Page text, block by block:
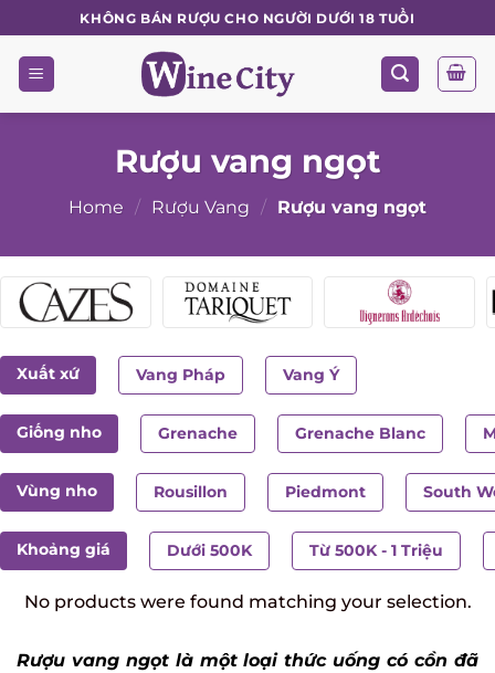
to
content
KHÔNG BÁN RƯỢU CHO NGƯỜI DƯỚI 18 TUỔI
Rượu vang ngọt
Home / Rượu Vang / Rượu vang ngọt
Xuất xứ Vang Pháp Vang Ý
Giống nho Grenache Grenache Blanc
Vùng nho Rousillon Piedmont South
Khoảng giá Dưới 500K Từ 500K - 1 Triệu
Rượu vang ngọt là một loại thức uống có cồn đã
No products were found matching your selection.